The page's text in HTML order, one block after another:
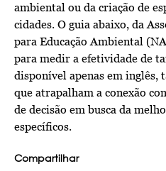
ambiental ou da criação de
cidades. O guia abaixo, da
para Educação Ambiental
para medir a efetividade de
disponível apenas em inglês,
que atrapalham a conexão
de decisão em busca da
específicos.
Compartilhar